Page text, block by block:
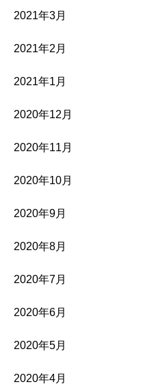
2021年3月
2021年2月
2021年1月
2020年12月
2020年11月
2020年10月
2020年9月
2020年8月
2020年7月
2020年6月
2020年5月
2020年4月